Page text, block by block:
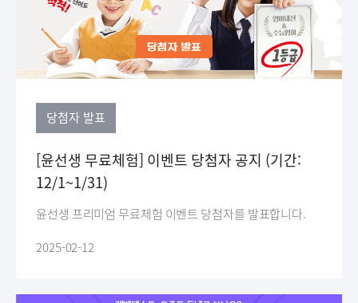
당첨자 발표
[윤선생 무료체험] 이벤트 당첨자 공지 (기간:
12/1~1/31)
윤선생 프리미엄 무료체험 이벤트 당첨자를 발표합니다.
2025-02-12